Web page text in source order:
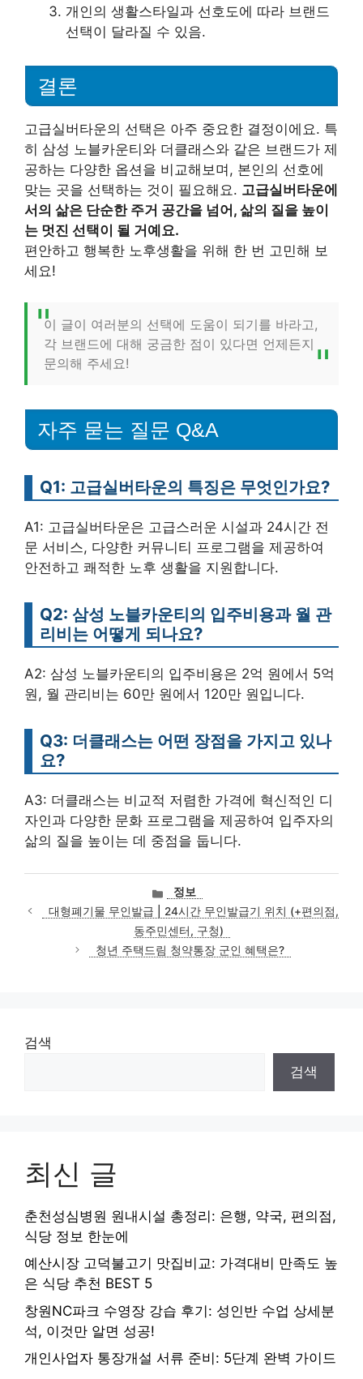
개인의 생활스타일과 선호도에 따라 브랜드
선택이 달라질 수 있음.
결론
고급실버타운의 선택은 아주 중요한 결정이에요. 특
히 삼성 노블카운티와 더클래스와 같은 브랜드가 제
공하는 다양한 옵션을 비교해보며, 본인의 선호에
맞는 곳을 선택하는 것이 필요해요. 고급실버타운에
서의 삶은 단순한 주거 공간을 넘어, 삶의 질을 높이
는 멋진 선택이 될 거예요.
편안하고 행복한 노후생활을 위해 한 번 고민해 보
세요!
이 글이 여러분의 선택에 도움이 되기를 바라고,
각 브랜드에 대해 궁금한 점이 있다면 언제든지
문의해 주세요!
자주 묻는 질문 Q&A
Q1: 고급실버타운의 특징은 무엇인가요?
A1: 고급실버타운은 고급스러운 시설과 24시간 전
문 서비스, 다양한 커뮤니티 프로그램을 제공하여
안전하고 쾌적한 노후 생활을 지원합니다.
Q2: 삼성 노블카운티의 입주비용과 월 관
리비는 어떻게 되나요?
A2: 삼성 노블카운티의 입주비용은 2억 원에서 5억
원, 월 관리비는 60만 원에서 120만 원입니다.
Q3: 더클래스는 어떤 장점을 가지고 있나
요?
A3: 더클래스는 비교적 저렴한 가격에 혁신적인 디
자인과 다양한 문화 프로그램을 제공하여 입주자의
삶의 질을 높이는 데 중점을 둡니다.
카
테
고
리
정보
대형폐기물 무인발급 | 24시간 무인발급기 위치 (+편의점,
동주민센터, 구청)
청년 주택드림 청약통장 군인 혜택은?
검색
검색
최신 글
춘천성심병원 원내시설 총정리: 은행, 약국, 편의점,
식당 정보 한눈에
예산시장 고덕불고기 맛집비교: 가격대비 만족도 높
은 식당 추천 BEST 5
창원NC파크 수영장 강습 후기: 성인반 수업 상세분
석, 이것만 알면 성공!
개인사업자 통장개설 서류 준비: 5단계 완벽 가이드